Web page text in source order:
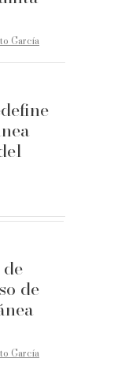
García
de
García